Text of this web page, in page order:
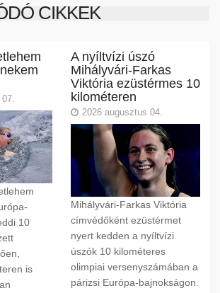
CIKKEK
10
is
A nyíltvízi úszó
Mihályvári-Farkas
Viktória ezüstérmes 10
kilométeren
2026 augusztus 04.
Mihályvári-Farkas Viktória
címvédőként ezüstérmet
nyert kedden a nyíltvízi
úszók 10 kilométeres
olimpiai versenyszámában a
párizsi Európa-bajnokságon.